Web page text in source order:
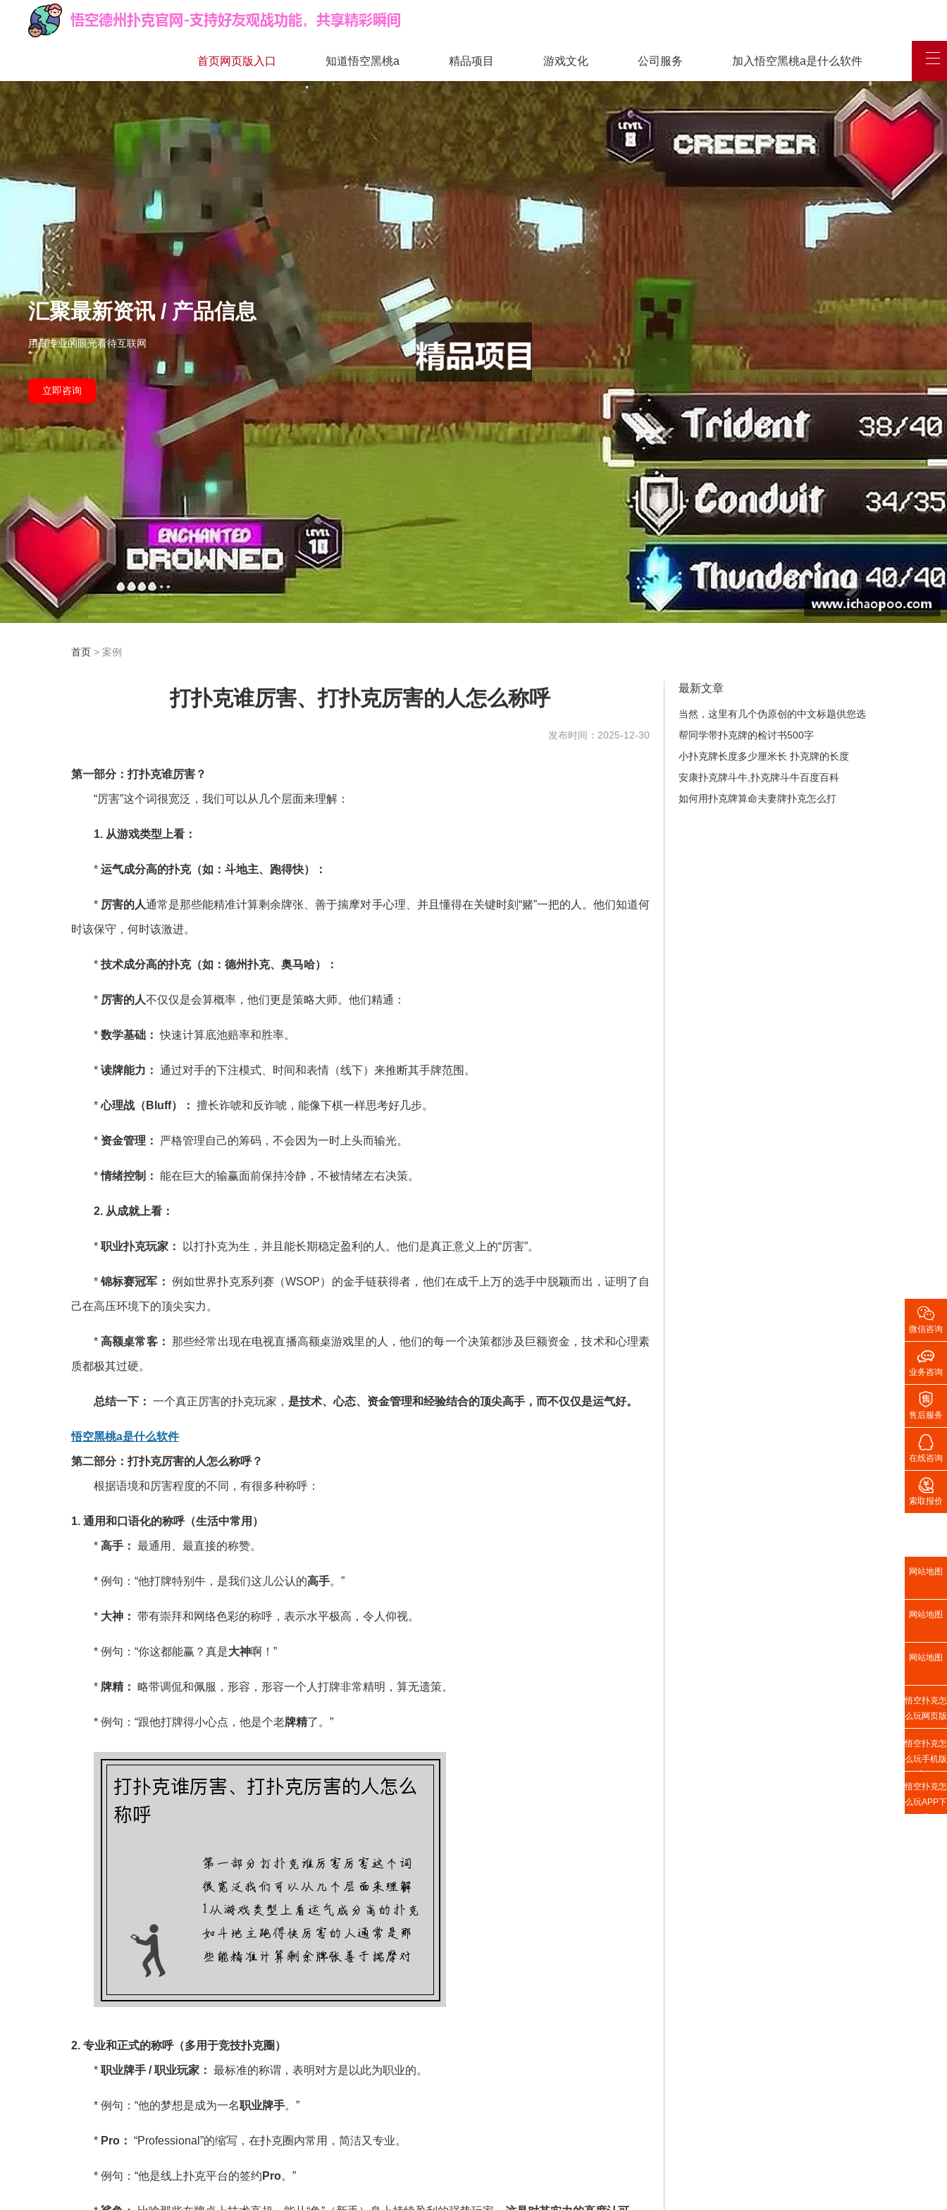
首页网页版入口 知道悟空黑桃a 精品项目 游戏文化 公司服务 加入悟空黑桃a是什么软件
汇聚最新资讯 / 产品信息
用最专业的眼光看待互联网
立即咨询
首页> 案例
打扑克谁厉害、打扑克厉害的人怎么称呼
发布时间：2025-12-30
第一部分：打扑克谁厉害？
“厉害”这个词很宽泛，我们可以从几个层面来理解：
1. 从游戏类型上看：
* 运气成分高的扑克（如：斗地主、跑得快）：
* 厉害的人通常是那些能精准计算剩余牌张、善于揣摩对手心理、并且懂得在关键时刻“赌”一把的人。他们知道何
时该保守，何时该激进。
* 技术成分高的扑克（如：德州扑克、奥马哈）：
* 厉害的人不仅仅是会算概率，他们更是策略大师。他们精通：
* 数学基础： 快速计算底池赔率和胜率。
* 读牌能力： 通过对手的下注模式、时间和表情（线下）来推断其手牌范围。
*心理战（Bluff）： 擅长诈唬和反诈唬，能像下棋一样思考好几步。
* 资金管理： 严格管理自己的筹码，不会因为一时上头而输光。
*情绪控制： 能在巨大的输赢面前保持冷静，不被情绪左右决策。
2. 从成就上看：
* 职业扑克玩家： 以打扑克为生，并且能长期稳定盈利的人。他们是真正意义上的“厉害”。
* 锦标赛冠军： 例如世界扑克系列赛（WSOP）的金手链获得者，他们在成千上万的选手中脱颖而出，证明了自
己在高压环境下的顶尖实力。
* 高额桌常客： 那些经常出现在电视直播高额桌游戏里的人，他们的每一个决策都涉及巨额资金，技术和心理素
质都极其过硬。
总结一下： 一个真正厉害的扑克玩家， 是技术、心态、资金管理和经验结合的顶尖高手，而不仅仅是运气好。
悟空黑桃a是什么软件
第二部分：打扑克厉害的人怎么称呼？
根据语境和厉害程度的不同，有很多种称呼：
1. 通用和口语化的称呼（生活中常用）
* 高手： 最通用、最直接的称赞。
* 例句：“他打牌特别牛，是我们这儿公认的高手。”
* 大神： 带有崇拜和网络色彩的称呼，表示水平极高，令人仰视。
* 例句：“你这都能赢？真是大神啊！”
* 牌精： 略带调侃和佩服，形容，形容一个人打牌非常精明，算无遗策。
* 例句：“跟他打牌得小心点，他是个老牌精了。”
2. 专业和正式的称呼（多用于竞技扑克圈）
* 职业牌手 / 职业玩家： 最标准的称谓，表明对方是以此为职业的。
* 例句：“他的梦想是成为一名职业牌手。”
* Pro： “Professional”的缩写，在扑克圈内常用，简洁又专业。
* 例句：“他是线上扑克平台的签约 Pro。”
最新文章
当然，这里有几个伪原创的中文标题供您选
择：1. 三张扑克的魔力：精通它们背后的玄
机2. 巧用三张牌：从新手到高手的制胜秘诀3.
解锁三张扑克的无限可能：玩法与心法全解析
帮同学带扑克牌的检讨书500字
小扑克牌长度多少厘米长 扑克牌的长度
安康扑克牌斗牛,扑克牌斗牛百度百科
如何用扑克牌算命夫妻牌扑克怎么打

微信咨询

业务咨询

售后服务

在线咨询

索取报价
网站地图
网站地图
网站地图
悟空扑克怎
么玩网页版
悟空扑克怎
么玩手机版
入口
悟空扑克怎
么玩APP下
载